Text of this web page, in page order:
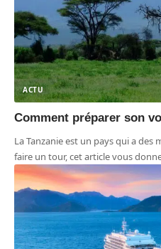
ACTU
Comment préparer son
La Tanzanie est un pays qui a des
faire un tour, cet article vous